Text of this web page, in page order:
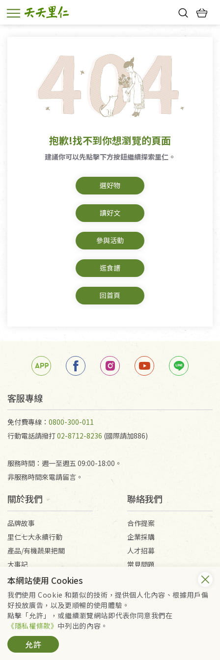
抱歉!找不到你想瀏覽的頁面
建議你可以先點擊下方按鈕繼續探索里仁。
選好物
讀好文
參與活動
逛食譜
回首頁
客服專線
免付費專線： 0800-300-011
行動電話請撥打02-8712-8236 (國際請加886)
服務時間：週一至週五 09:00-18:00。
非服務時間來電請留言。
關於我們
品牌故事
里仁七大永續行動
產品/有機蔬果把關
大事記
媒體報導
聯絡我們
合作提案
企業採購
人才招募
常見問題
會員服務條款
隱私權政策
Copyright © 2026 里仁事業股份有限公司(統編：16301262) /
里仁網購股份有限公司(統編：25149752)
本網站使用 Cookies
我們使用 Cookie 和類似的技術，提供個人化內容、根據用戶偏
好投放廣告，以及更順暢的使用體驗。
點擊「允許」，或繼續瀏覽網站即代表你同意我們在
《隱私權條款》 中列出的內容。
允許